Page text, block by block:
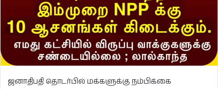
ஜனாதிபதி தொடர்பில் மக்களுக்கு நம்பிக்கை